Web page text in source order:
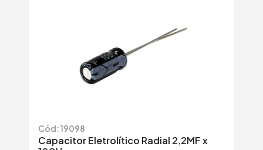
Cód: 19098
Capacitor Eletrolítico Radial 2,2MF x